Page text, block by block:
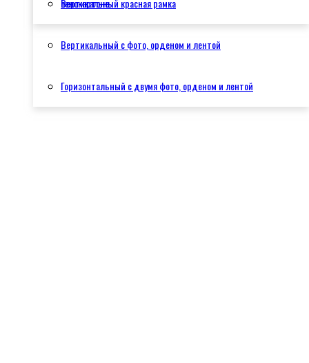
пенокартоне
Вертикальный красная рамка
Вертикальный с фото, орденом и лентой
Горизонтальный с двумя фото, орденом и лентой